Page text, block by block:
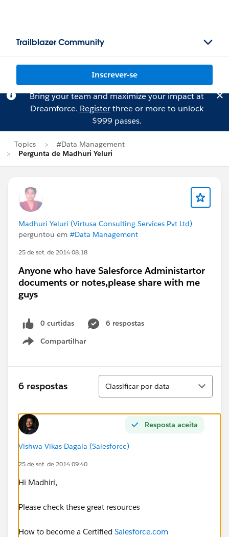
Trailblazer Community
Inscrever-se
Bring your team and maximize your impact at
Dreamforce. Registerthree or more to unlock
$999 passes.
Topics
#Data Management
Pergunta de Madhuri Yeluri
Madhuri Yeluri (Virtusa Consulting Services Pvt Ltd)
perguntou em #Data Management
25 de set. de 2014 08:18
Anyone who have Salesforce Administartor
documents or notes,please share with me
guys
0 curtidas
6 respostas
Compartilhar
Show menu
6 respostas
Classificar
Classificar por data
Resposta aceita
Vishwa Vikas Dagala (Salesforce)
25 de set. de 2014 09:40
Hi Madhiri,
Please check these great resources
How to become a Certified Salesforce.com